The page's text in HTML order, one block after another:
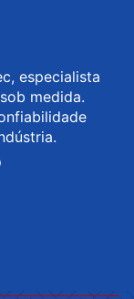
especialista
medida.